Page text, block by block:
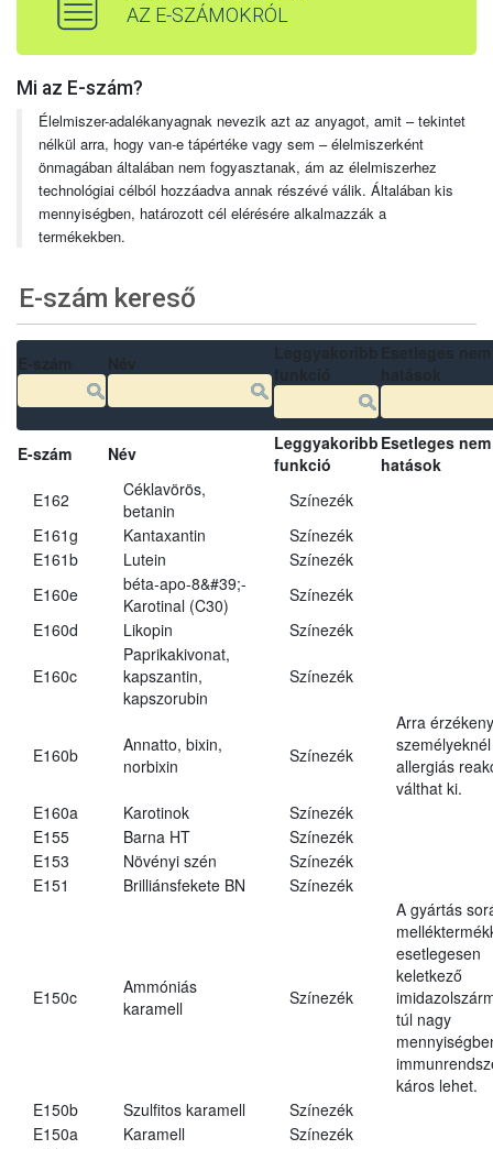
AZ E-SZÁMOKRÓL
Mi az E-szám?
Élelmiszer-adalékanyagnak nevezik azt az anyagot, amit – tekintet
nélkül arra, hogy van-e tápértéke vagy sem – élelmiszerként
önmagában általában nem fogyasztanak, ám az élelmiszerhez
technológiai célból hozzáadva annak részévé válik. Általában kis
mennyiségben, határozott cél elérésére alkalmazzák a
termékekben.
E-szám kereső
E-szám Név
Leggyakoribb
funkció
Esetleges
hatások
E162
Céklavörös,
betanin
Színezék
E161g
Kantaxantin
Színezék
E161b
Lutein
Színezék
E160e
béta-apo-8&#39;-
Karotinal (C30)
Színezék
E160d
Likopin Színezék
E160c
Paprikakivonat,
kapszantin,
kapszorubin
Színezék
E160b
Annatto, bixin,
norbixin
Színezék
Arra érzékeny
személyeknél
allergiás
válthat ki.
E160a
Karotinok
Színezék
E155
Barna HT
Színezék
E153
Növényi szén
Színezék
E151
Brilliánsfekete BN Színezék
E150c
Ammóniás
karamell
Színezék
A gyártás
esetlegesen
keletkező
túl nagy
káros lehet.
E150b
Szulfitos karamell
Színezék
E150a
Karamell
Színezék